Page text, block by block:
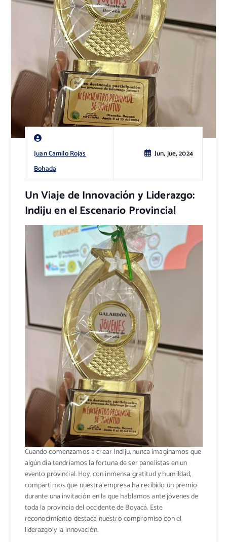
Juan Camilo Rojas
Bohada
Jun, jue, 2024
Un Viaje de Innovación y Liderazgo:
Indiju en el Escenario Provincial
Cuando comenzamos a crear Indiju, nunca imaginamos que
algún día tendríamos la fortuna de ser panelistas en un
evento provincial. Hoy, con inmensa gratitud y humildad,
compartimos que nuestra empresa ha recibido un premio
durante una invitación en la que hablamos ante jóvenes de
toda la provincia del occidente de Boyacá. Este
reconocimiento destaca nuestro compromiso con el
liderazgo y la innovación.